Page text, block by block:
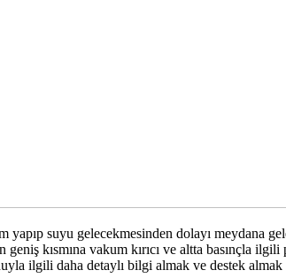
yapıp suyu gelecekmesinden dolayı meydana
geniş kısmına vakum kırıcı ve altta
ilgili daha detaylı bilgi almak ve destek almak